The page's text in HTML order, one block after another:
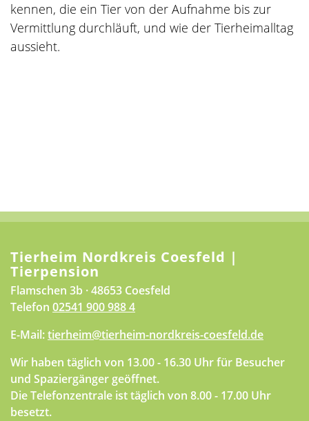
kennen, die ein Tier von der Aufnahme bis zur
Vermittlung durchläuft, und wie der Tierheimalltag
aussieht.
Tierheim Nordkreis Coesfeld |
Tierpension
Flamschen 3b · 48653 Coesfeld
Telefon 02541 900 988 4
E-Mail:tierheim@tierheim-nordkreis-coesfeld.de
Wir haben täglich von 13.00 - 16.30 Uhr für Besucher
und Spaziergänger geöffnet.
Die Telefonzentrale ist täglich von 8.00 - 17.00 Uhr
besetzt.